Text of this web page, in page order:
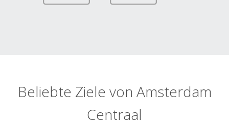
Beliebte Ziele von Amsterdam
Centraal